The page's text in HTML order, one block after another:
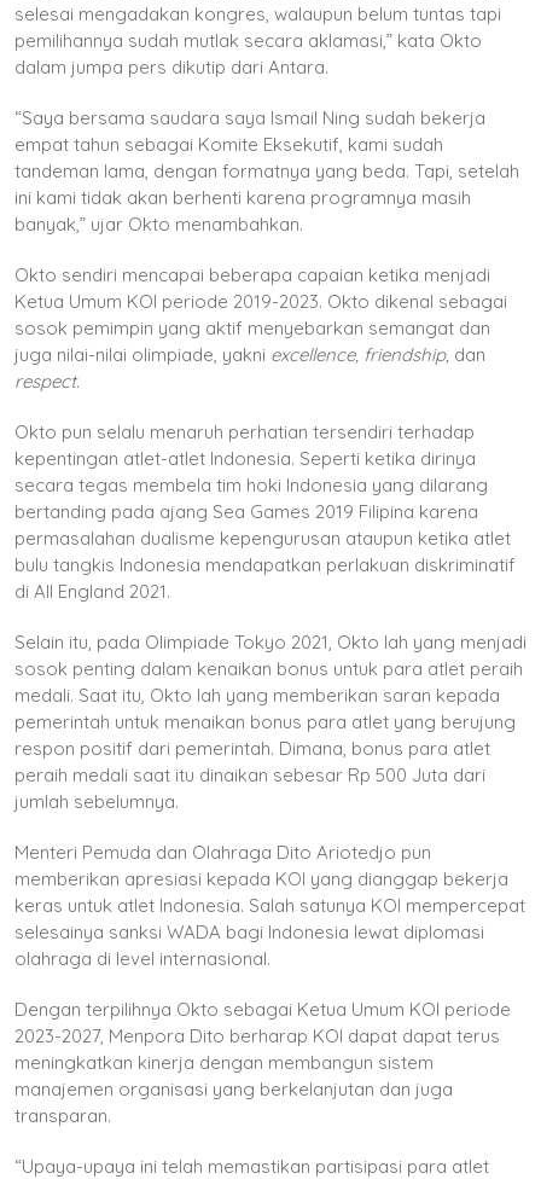
selesai mengadakan kongres, walaupun belum tuntas tapi
pemilihannya sudah mutlak secara aklamasi,” kata Okto
dalam jumpa pers dikutip dari Antara.
“Saya bersama saudara saya Ismail Ning sudah bekerja
empat tahun sebagai Komite Eksekutif, kami sudah
tandeman lama, dengan formatnya yang beda. Tapi, setelah
ini kami tidak akan berhenti karena programnya masih
banyak,” ujar Okto menambahkan.
Okto sendiri mencapai beberapa capaian ketika menjadi
Ketua Umum KOI periode 2019-2023. Okto dikenal sebagai
sosok pemimpin yang aktif menyebarkan semangat dan
juga nilai-nilai olimpiade, yakni excellence, friendship, dan
respect.
Okto pun selalu menaruh perhatian tersendiri terhadap
kepentingan atlet-atlet Indonesia. Seperti ketika dirinya
secara tegas membela tim hoki Indonesia yang dilarang
bertanding pada ajang Sea Games 2019 Filipina karena
permasalahan dualisme kepengurusan ataupun ketika atlet
bulu tangkis Indonesia mendapatkan perlakuan diskriminatif
di All England 2021.
Selain itu, pada Olimpiade Tokyo 2021, Okto lah yang menjadi
sosok penting dalam kenaikan bonus untuk para atlet peraih
medali. Saat itu, Okto lah yang memberikan saran kepada
pemerintah untuk menaikan bonus para atlet yang berujung
respon positif dari pemerintah. Dimana, bonus para atlet
peraih medali saat itu dinaikan sebesar Rp 500 Juta dari
jumlah sebelumnya.
Menteri Pemuda dan Olahraga Dito Ariotedjo pun
memberikan apresiasi kepada KOI yang dianggap bekerja
keras untuk atlet Indonesia. Salah satunya KOI mempercepat
selesainya sanksi WADA bagi Indonesia lewat diplomasi
olahraga di level internasional.
Dengan terpilihnya Okto sebagai Ketua Umum KOI periode
2023-2027, Menpora Dito berharap KOI dapat dapat terus
meningkatkan kinerja dengan membangun sistem
manajemen organisasi yang berkelanjutan dan juga
transparan.
“Upaya-upaya ini telah memastikan partisipasi para atlet